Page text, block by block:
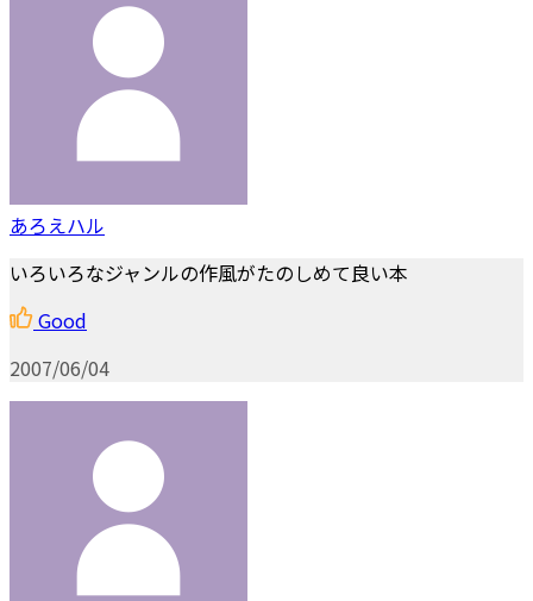
あろえハル
いろいろなジャンルの作風がたのしめて良い本
Good
2007/06/04